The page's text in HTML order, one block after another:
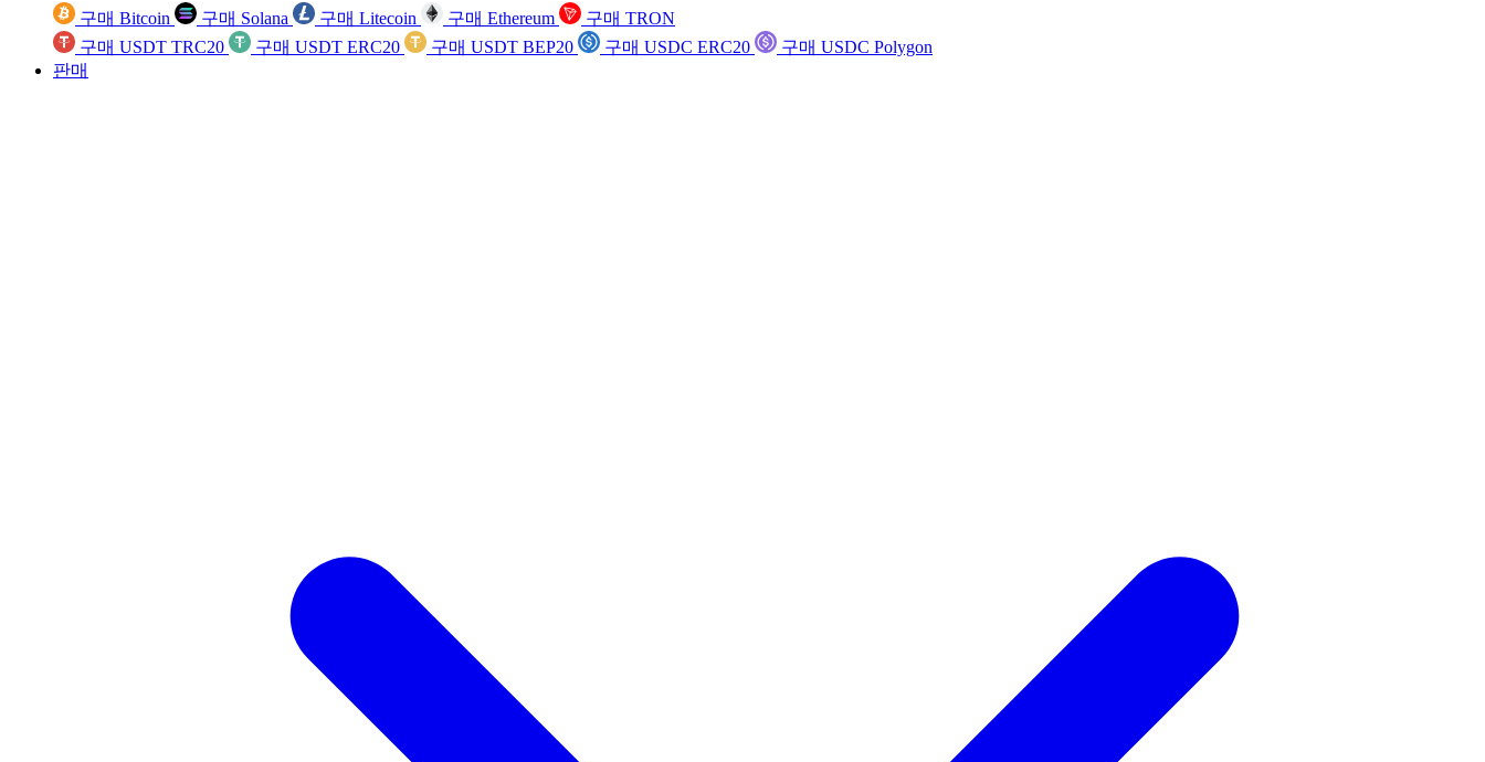
구매 Bitcoin 구매 Solana 구매 Litecoin 구매 Ethereum
구매 TRON
구매 USDT TRC20
구매 USDT ERC20 구매 USDT BEP20 구매 USDC ERC20
구매 USDC Polygon
판매